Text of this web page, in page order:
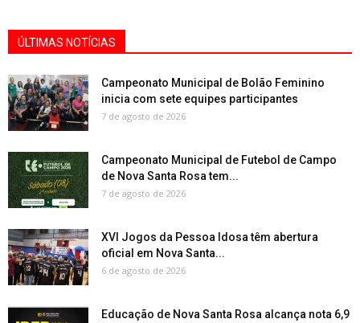
ÚLTIMAS NOTÍCIAS
Campeonato Municipal de Bolão Feminino
inicia com sete equipes participantes
7 de agosto de 2026
Campeonato Municipal de Futebol de Campo
de Nova Santa Rosa tem...
7 de agosto de 2026
XVI Jogos da Pessoa Idosa têm abertura
oficial em Nova Santa...
6 de agosto de 2026
Educação de Nova Santa Rosa alcança nota 6,9